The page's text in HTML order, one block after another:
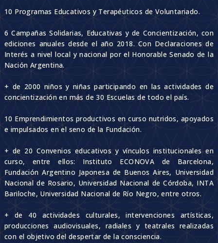
10 Programas Educativos y Terapéuticos de Voluntariado.
6 Campañas Solidarias, Educativas y de Concientización, con
ediciones anuales desde el año 2018. Con Declaraciones de
Interés a nivel local y nacional por el Honorable Senado de la
Nación Argentina.
+ de 2000 niños y niñas participando en las actividades de
concientización en más de 30 Escuelas de todo el país.
10 Emprendimientos productivos en curso nutridos, apoyados
e impulsados en el seno de la Fundación.
+ de 20 Convenios educativos y vínculos institucionales en
curso, entre ellos: Instituto ECONOVA de Barcelona,
Fundación Argentino Japonesa de Buenos Aires, Universidad
Nacional de Rosario, Universidad Nacional de Córdoba, INTA
Bariloche, Universidad Nacional de Río Negro, entre otros.
+ de 40 actividades culturales, intervenciones artísticas,
producciones audiovisuales, radiales y teatrales realizadas
con el objetivo del despertar de la consciencia.